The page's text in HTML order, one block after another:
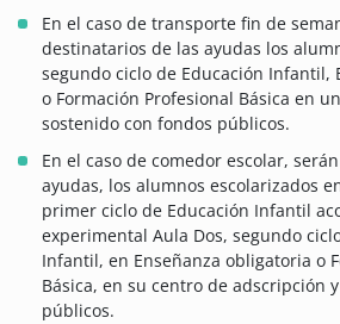
En el caso de transporte fin de
destinatarios de las ayudas los
segundo ciclo de Educación Infantil,
o Formación Profesional Básica en
sostenido con fondos públicos.
En el caso de comedor escolar,
ayudas, los alumnos escolarizados
primer ciclo de Educación Infantil
experimental Aula Dos, segundo
Infantil, en Enseñanza obligatoria o
Básica, en su centro de adscripción
públicos.